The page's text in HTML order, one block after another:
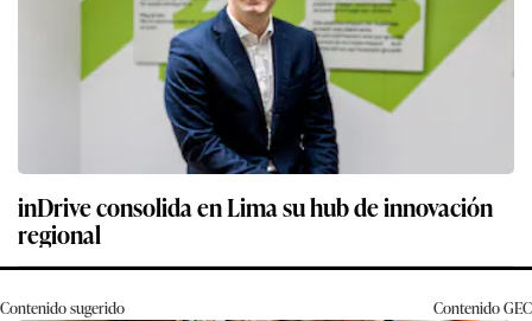
inDrive consolida en Lima su hub de innovación
regional
Contenido sugerido ContenidoGEC